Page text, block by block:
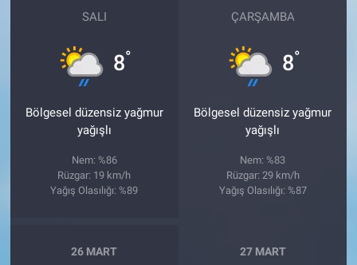
SALI
8°
Bölgesel düzensiz yağmur
yağışlı
Nem: %86
Rüzgar: 19 km/h
Yağış Olasılığı: %89
ÇARŞAMBA
8°
Bölgesel düzensiz yağmur
yağışlı
Nem: %83
Rüzgar: 29 km/h
Yağış Olasılığı: %87
26 MART 27 MART